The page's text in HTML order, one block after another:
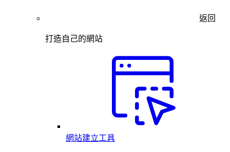
返回
打造自己的網站
網站建立工具